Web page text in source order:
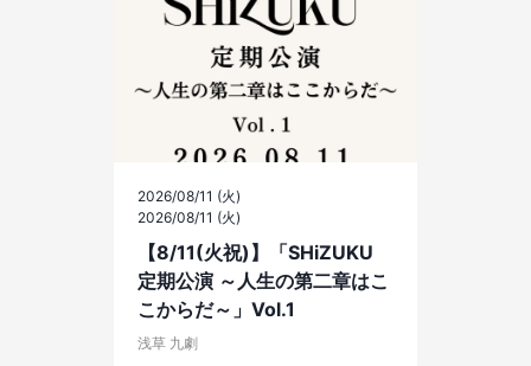
2026/08/11 (火)
2026/08/11 (火)
【8/11(火祝)】「SHiZUKU
定期公演 ～人生の第二章はこ
こからだ～」Vol.1
浅草 九劇